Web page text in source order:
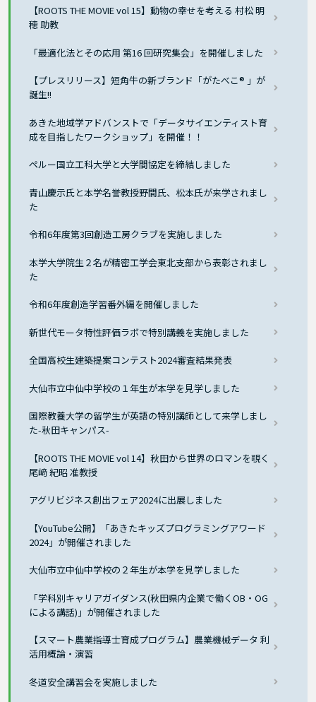
【ROOTS THE MOVIE vol 15】動物の幸せを考える 村松 明
穂 助教
「最適化法とその応用 第16 回研究集会」を開催しました
【プレスリリース】短角牛の新ブランド「がたべこ® 」が
誕生!!
あきた地域学アドバンストで「データサイエンティスト育
成を目指したワークショップ」を開催！！
ペルー国立工科大学と大学間協定を締結しました
青山慶示氏と本学名誉教授野間氏、松本氏が来学されまし
た
令和6年度第3回創造工房クラブを実施しました
本学大学院生２名が精密工学会東北支部から表彰されまし
た
令和6年度創造学習番外編を開催しました
新世代モータ特性評価ラボで特別講義を実施しました
全国高校生建築提案コンテスト2024審査結果発表
大仙市立中仙中学校の１年生が本学を見学しました
国際教養大学の留学生が英語の特別講師として来学しまし
た-秋田キャンパス-
【ROOTS THE MOVIE vol 14】秋田から世界のロマンを覗く
尾﨑 紀昭 准教授
アグリビジネス創出フェア2024に出展しました
【YouTube公開】「あきたキッズプログラミングアワード
2024」が開催されました
大仙市立中仙中学校の２年生が本学を見学しました
「学科別キャリアガイダンス(秋田県内企業で働くOB・OG
による講話)」が開催されました
【スマート農業指導士育成プログラム】農業機械データ 利
活用概論・演習
冬道安全講習会を実施しました